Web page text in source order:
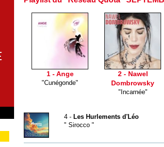
1 - Ange
"Cunégonde"
2 - Nawel
Dombrowsky
"Incarnée"
4 - Les Hurlements d'Léo
" Sirocco "